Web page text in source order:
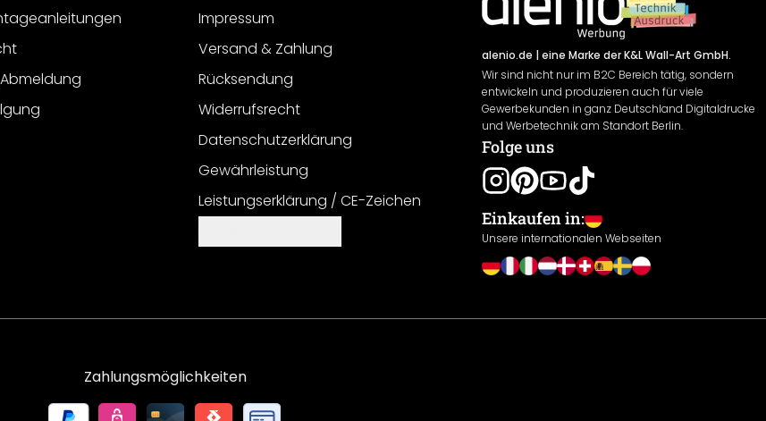
Impressum
Versand & Zahlung
Rücksendung
Widerrufsrecht
Datenschutzerklärung
Gewährleistung
Leistungserklärung / CE-Zeichen
alenio.de | eine Marke der K&L Wall-Art GmbH.
Wir sind nicht nur im B2C Bereich tätig, sondern
entwickeln und produzieren auch für viele
Gewerbekunden in ganz Deutschland Digitaldrucke
und Werbetechnik am Standort Berlin.
Folge uns
Einkaufen in:
Unsere internationalen Webseiten
Zahlungsmöglichkeiten